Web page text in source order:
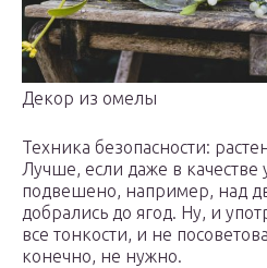
Декор из омелы
Техника безопасности:
Лучше, если даже в
подвешено, например, над
добрались до ягод. Ну, и
все тонкости, и не
конечно, не нужно.